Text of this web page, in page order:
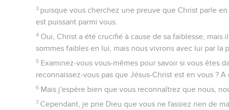
3 puisque vous cherchez une preuve que Christ parle
est puissant parmi vous.
4 Oui, Christ a été crucifié à cause de sa faiblesse, mais
sommes faibles en lui, mais nous vivrons avec lui par la
5 Examinez-vous vous-mêmes pour savoir si vous êtes
reconnaissez-vous pas que Jésus-Christ est en vous ?
6 Mais j'espère bien que vous reconnaîtrez que nous,
7 Cependant, je prie Dieu que vous ne fassiez rien de